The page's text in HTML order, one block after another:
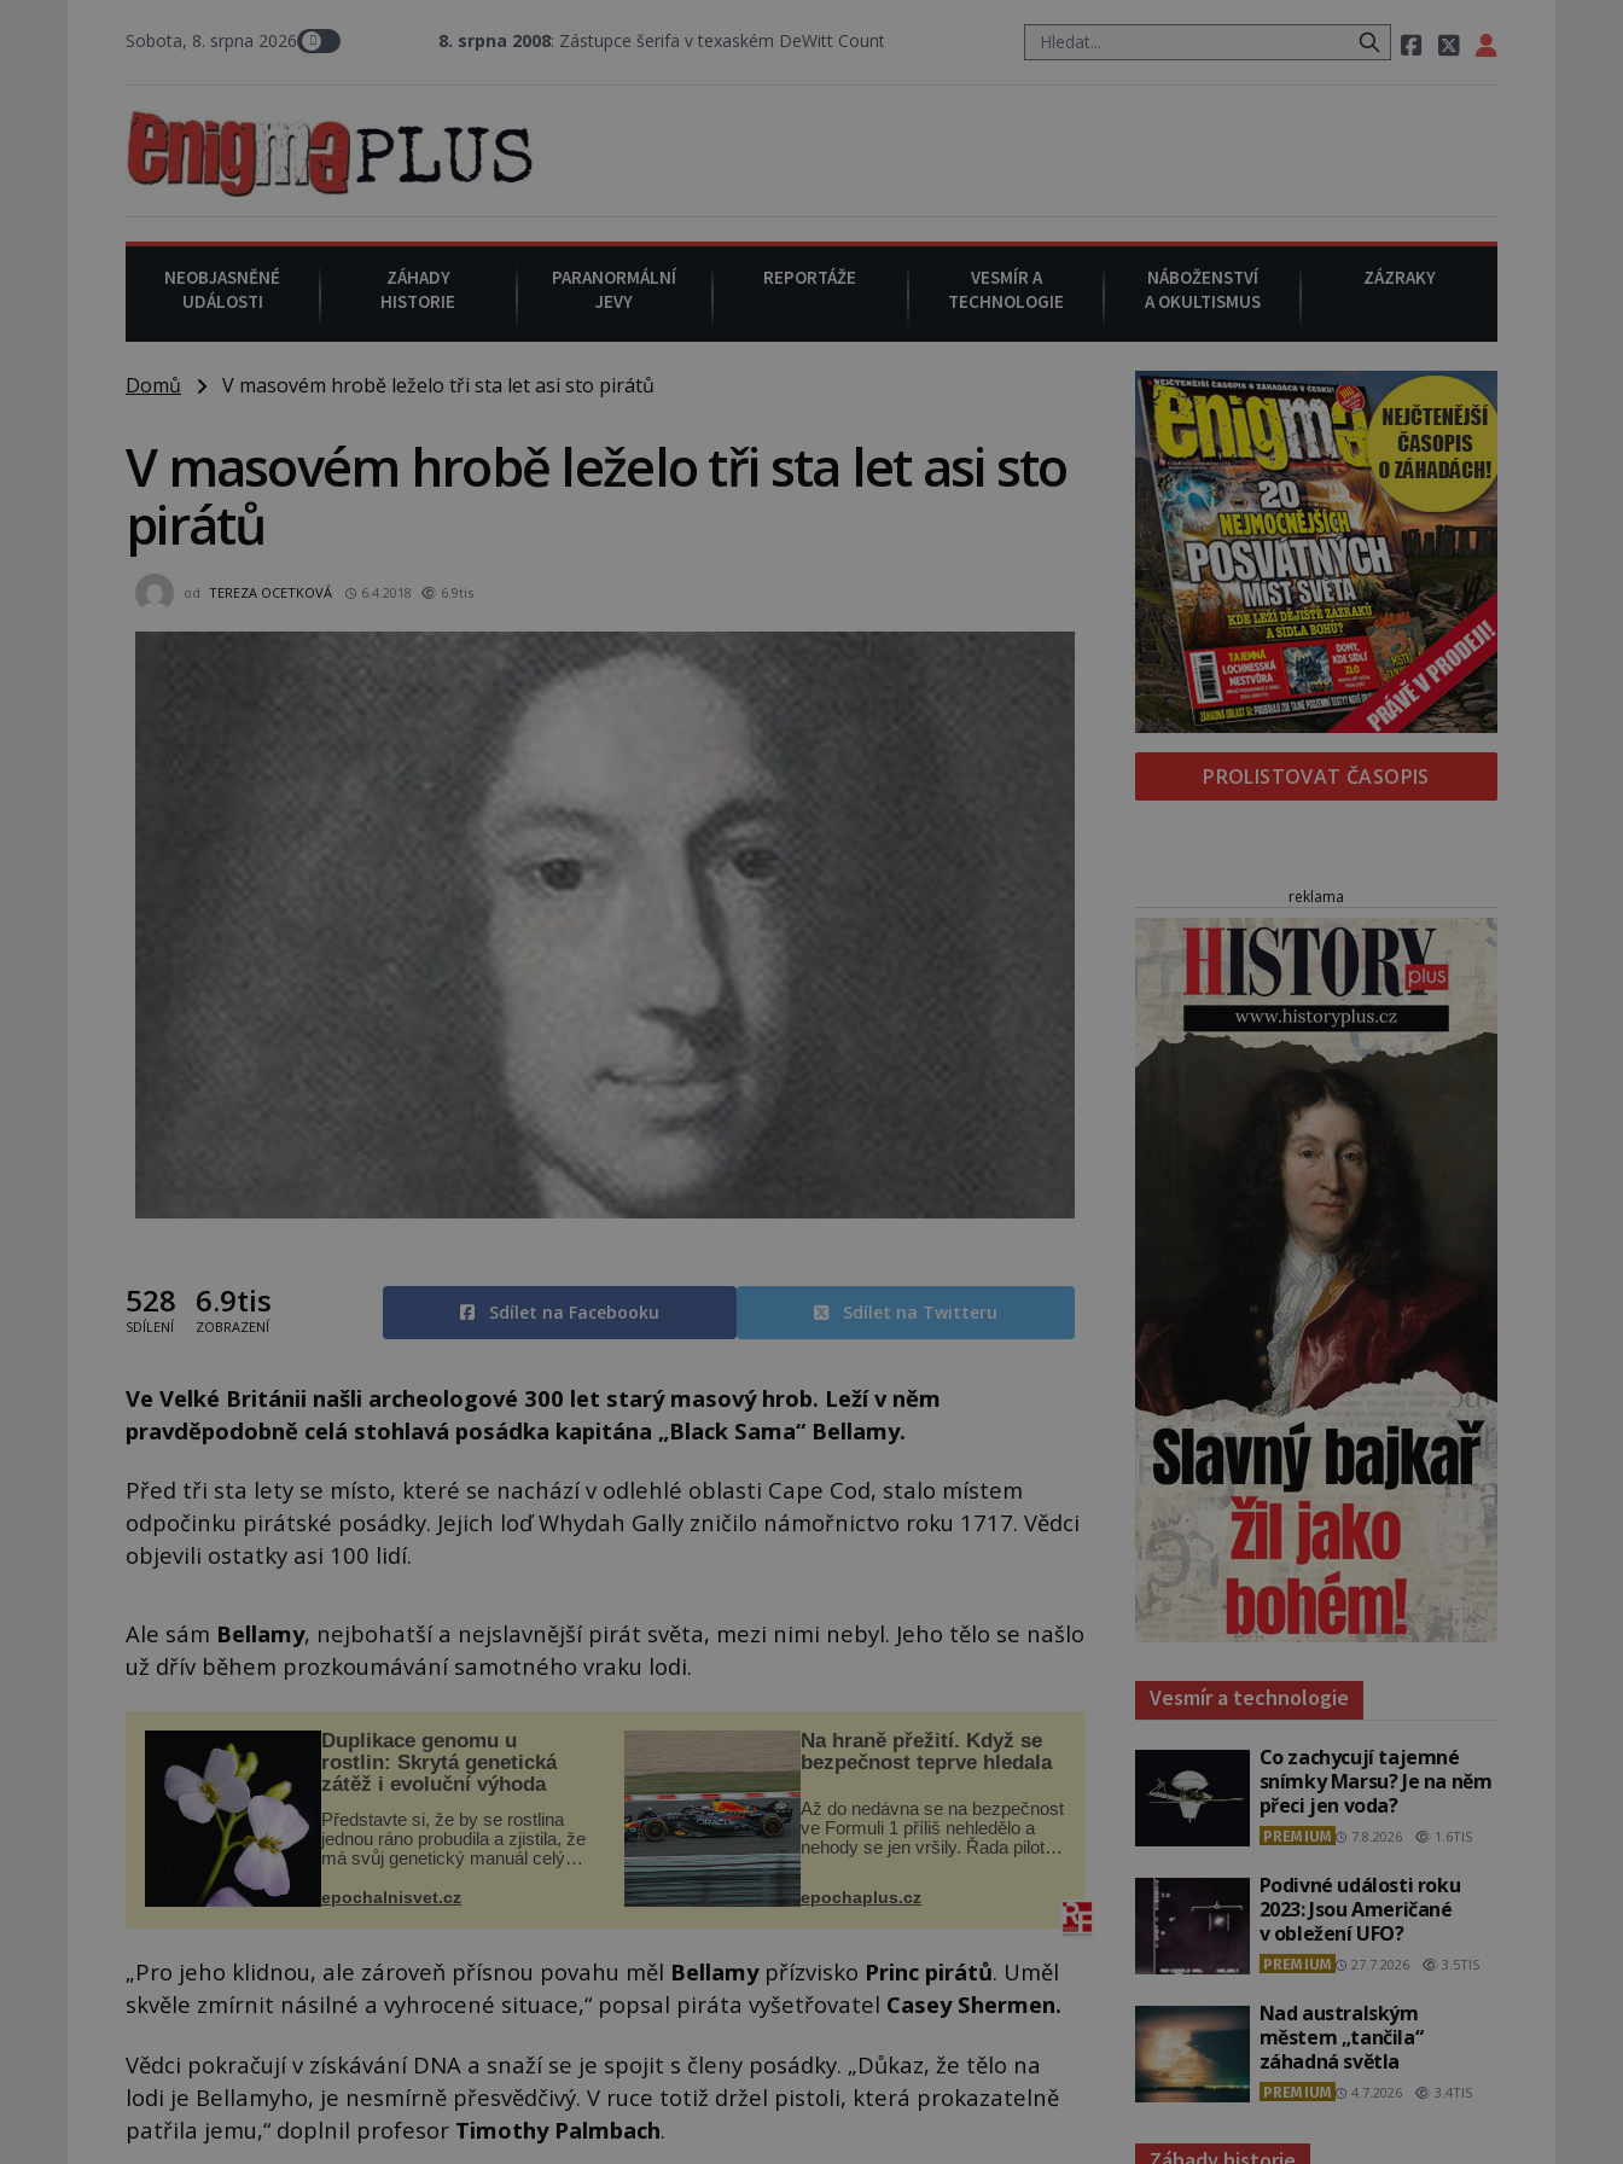
Sobota, 8. srpna 2026 8. srpna 2008 : Zástupce šerifa v texaském DeWitt County pořizuje video, na kterém před jeho vozem po cestě utíká zvláštní psovitá šelma, údajně bájná
NEOBJASNĚNÉ
UDÁLOSTI
ZÁHADY
HISTORIE
PARANORMÁLNÍ
JEVY
REPORTÁŽE
VESMÍR A
TECHNOLOGIE
NÁBOŽENSTVÍ
A OKULTISMUS
ZÁZRAKY
Domů V masovém hrobě leželo tři sta let asi sto pirátů
V masovém hrobě leželo tři sta let asi sto
pirátů
od TEREZA OCETKOVÁ 6.4.2018 6.9tis
528
SDÍLENÍ
6.9tis
ZOBRAZENÍ
Sdílet na Facebooku Sdílet na Twitteru
Ve Velké Británii našli archeologové 300 let starý masový hrob. Leží v něm
pravděpodobně celá stohlavá posádka kapitána „Black Sama“ Bellamy.
Před tři sta lety se místo, které se nachází v odlehlé oblasti Cape Cod, stalo místem
odpočinku pirátské posádky. Jejich loď Whydah Gally zničilo námořnictvo roku 1717. Vědci
objevili ostatky asi 100 lidí.
Ale sám Bellamy, nejbohatší a nejslavnější pirát světa, mezi nimi nebyl. Jeho tělo se našlo
už dřív během prozkoumávání samotného vraku lodi.
Duplikace genomu u
rostlin: Skrytá genetická
zátěž i evoluční výhoda
Představte si, že by se rostlina
jednou ráno probudila a zjistila, že
má svůj genetický manuál celý
přírodě stane – a podle nového
vstupenka...
epochalnisvet.cz
Na hraně přežití. Když se
bezpečnost teprve hledala
Až do nedávna se na bezpečnost
ve Formuli 1 příliš nehledělo a
nehody se jen vršily. Řada pilotů
i ztrátou života. Dnes
nepochopiteln...
epochaplus.cz
„Pro jeho klidnou, ale zároveň přísnou povahu měl Bellamypřízvisko Princ pirátů. Uměl
skvěle zmírnit násilné a vyhrocené situace,“ popsal piráta vyšetřovatel Casey Shermen.
Vědci pokračují v získávání DNA a snaží se je spojit s členy posádky. „Důkaz, že tělo na
lodi je Bellamyho, je nesmírně přesvědčivý. V ruce totiž držel pistoli, která prokazatelně
patřila jemu,“ doplnil profesor Timothy Palmbach.
PROLISTOVAT ČASOPIS
reklama
Vesmír a technologie
Co zachycují tajemné
snímky Marsu? Je na něm
přeci jen voda?
PREMIUM 7.8.2026 1.6TIS
Podivné události roku
2023: Jsou Američané
v obležení UFO?
PREMIUM 27.7.2026 3.5TIS
Nad australským
městem „tančila“
záhadná světla
PREMIUM 4.7.2026 3.4TIS